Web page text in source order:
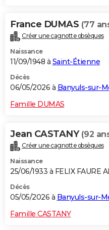
France DUMAS (77
Créer une cagnotte obsèques
Naissance
11/09/1948 à Saint-Étienne
Décès
06/05/2026 à Banyuls-sur-
Famille DUMAS
Jean CASTANY (92
Créer une cagnotte obsèques
Naissance
25/06/1933 à FELIX FAURE
Décès
05/05/2026 à Banyuls-sur-
Famille CASTANY